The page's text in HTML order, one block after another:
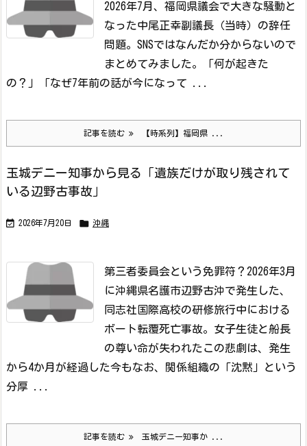
2026年7月、福岡県議会で大きな騒動と
なった中尾正幸副議長（当時）の辞任
問題。SNSではなんだか分からないので
まとめてみました。
「何が起きた
の？」
「なぜ7年前の話が今になって ...
記事を読む 【時系列】福岡県 ...
玉城デニー知事から見る「遺族だけが取り残されて
いる辺野古事故」
 2026年7月20日  沖縄
第三者委員会という免罪符？ 2026年3月
に沖縄県名護市辺野古沖で発生した、
同志社国際高校の研修旅行中における
ボート転覆死亡事故。女子生徒と船長
の尊い命が失われたこの悲劇は、発生
から4か月が経過した今もなお、関係組織の「沈黙」という
分厚 ...
記事を読む 玉城デニー知事か ...